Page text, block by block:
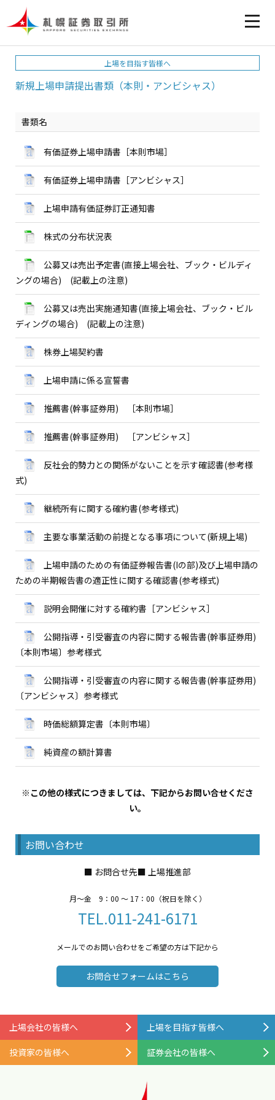
上場を目指す皆様へ
新規上場申請提出書類（本則・アンビシャス）
書類名
有価証券上場申請書［本則市場］
有価証券上場申請書［アンビシャス］
上場申請有価証券訂正通知書
株式の分布状況表
公募又は売出予定書(直接上場会社、ブック・ビルディ
ングの場合)
(記載上の注意)
公募又は売出実施通知書(直接上場会社、ブック・ビル
ディングの場合)
(記載上の注意)
株券上場契約書
上場申請に係る宣誓書
推薦書(幹事証券用) ［本則市場］
推薦書(幹事証券用) ［アンビシャス］
反社会的勢力との関係がないことを示す確認書(参考様
式)
継続所有に関する確約書(参考様式)
主要な事業活動の前提となる事項について(新規上場)
上場申請のための有価証券報告書(Iの部)及び上場申請の
ための半期報告書の適正性に関する確認書(参考様式)
説明会開催に対する確約書［アンビシャス］
公開指導・引受審査の内容に関する報告書(幹事証券用)
〔本則市場〕参考様式
公開指導・引受審査の内容に関する報告書(幹事証券用)
〔アンビシャス〕参考様式
時価総額算定書〔本則市場〕
純資産の額計算書
※この他の様式につきましては、下記からお問い合せくださ
い。
お問い合わせ
お問合せ先■ 上場推進部
月〜金 9：00 〜 17：00（祝日を除く）
TEL.011-241-6171
メールでのお問い合わせをご希望の方は下記から
お問合せフォームはこちら
上場会社の皆様へ 上場を目指す皆様へ
投資家の皆様へ 証券会社の皆様へ